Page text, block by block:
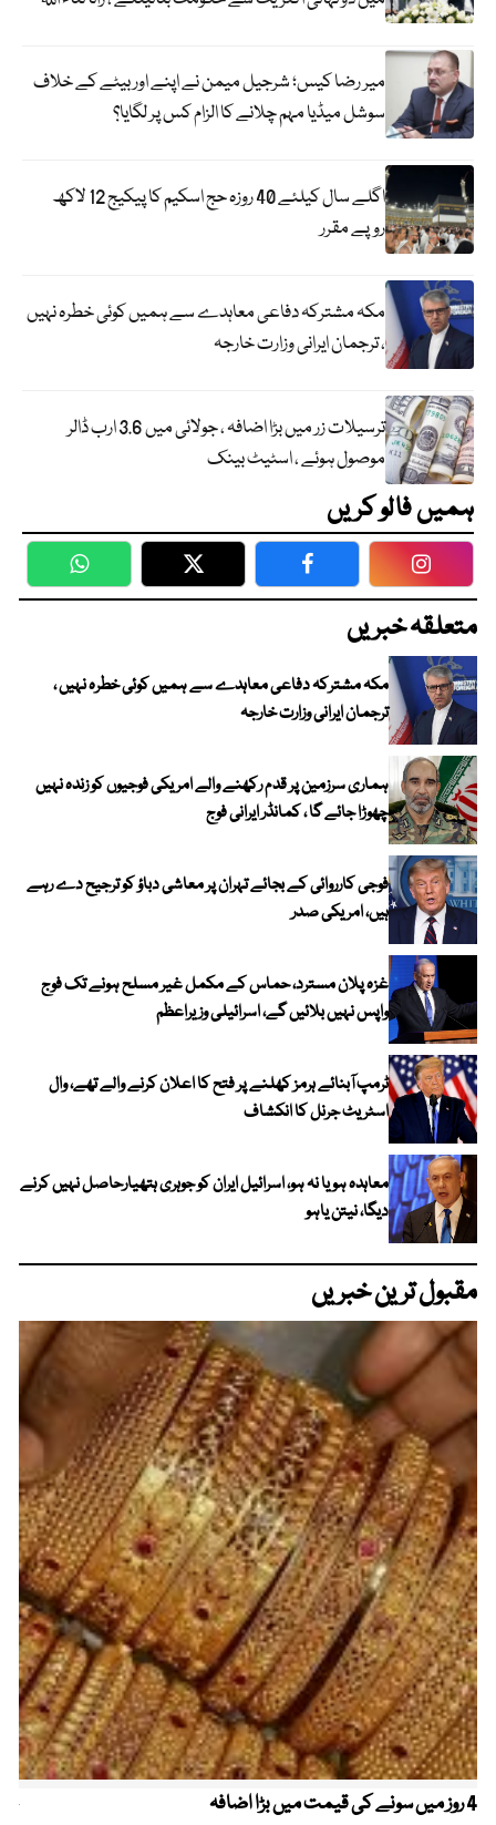
میر رضا کیس؛ شرجیل میمن نے اپنے اور بیٹے کے خلاف
سوشل میڈیا مہم چلانے کا الزام کس پر لگایا؟
اگلے سال کیلئے 40 روزہ حج اسکیم کا پیکیج 12 لاکھ
روپے مقرر
مکہ مشترکہ دفاعی معاہدے سے ہمیں کوئی خطرہ نہیں
، ترجمان ایرانی وزارت خارجہ
ترسیلات زر میں بڑا اضافہ ، جولائی میں 3.6 ارب ڈالر
موصول ہوئے ، اسٹیٹ بینک
ہمیں فالو کریں
WhatsApp Twitter Facebook
متعلقہ خبریں
مکہ مشترکہ دفاعی معاہدے سے ہمیں کوئی خطرہ نہیں ،
ترجمان ایرانی وزارت خارجہ
ہماری سرزمین پر قدم رکھنے والے امریکی فوجیوں کو زندہ نہیں
چھوڑا جائے گا ، کمانڈر ایرانی فوج
فوجی کارروائی کے بجائے تہران پر معاشی دباؤ کو ترجیح دے رہے
ہیں، امریکی صدر
غزہ پلان مسترد، حماس کے مکمل غیر مسلح ہونے تک فوج
واپس نہیں بلائیں گے، اسرائیلی وزیراعظم
ٹرمپ آبنائے ہرمز کھلنے پر فتح کا اعلان کرنے والے تھے، وال
اسٹریٹ جرنل کا انکشاف
معاہدہ ہو یا نہ ہو، اسرائیل ایران کو جوہری ہتھیارحاصل نہیں کرنے
دیگا، نیتن یاہو
مقبول ترین خبریں
4 روز میں سونے کی قیمت میں بڑا اضافہ